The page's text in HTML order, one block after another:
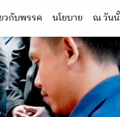
วกับพรรค นโยบาย ณ วัน